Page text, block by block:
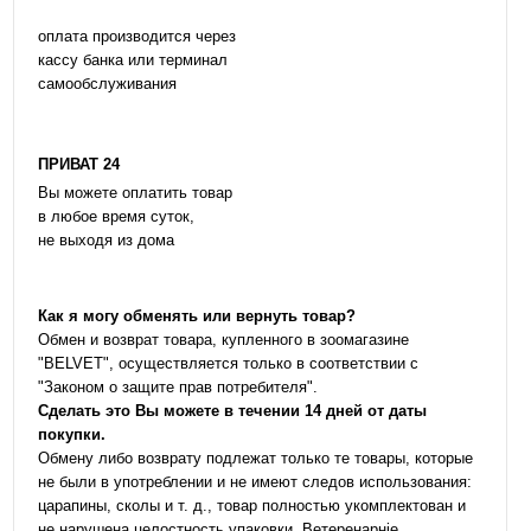
оплата производится через
кассу банка или терминал
самообслуживания
ПРИВАТ 24
Вы можете оплатить товар
в любое время суток,
не выходя из дома
Как я могу обменять или вернуть товар?
Обмен и возврат товара, купленного в зоомагазине
"BELVET", осуществляется только в соответствии с
"Законом о защите прав потребителя".
Сделать это Вы можете в течении 14 дней от даты
покупки.
Обмену либо возврату подлежат только те товары, которые
не были в употреблении и не имеют следов использования:
царапины, сколы и т. д., товар полностью укомплектован и